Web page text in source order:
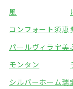
風
コンフォート須恵
パールヴィラ宇美
モンタン
シルバーホーム瑞